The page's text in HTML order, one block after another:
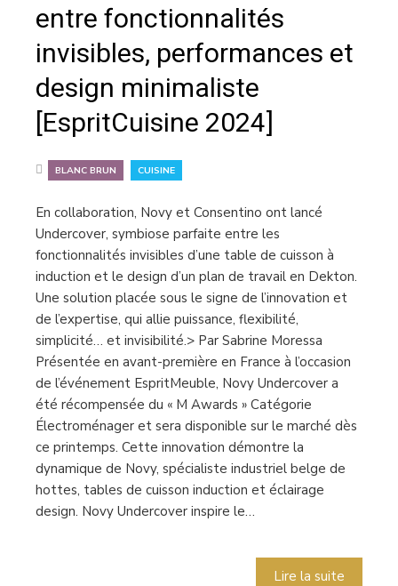
entre fonctionnalités
invisibles, performances et
design minimaliste
[EspritCuisine 2024]
BLANC BRUN CUISINE
En collaboration, Novy et Consentino ont lancé
Undercover, symbiose parfaite entre les
fonctionnalités invisibles d’une table de cuisson à
induction et le design d’un plan de travail en Dekton.
Une solution placée sous le signe de l’innovation et
de l’expertise, qui allie puissance, flexibilité,
simplicité… et invisibilité.> Par Sabrine Moressa
Présentée en avant-première en France à l’occasion
de l’événement EspritMeuble, Novy Undercover a
été récompensée du « M Awards » Catégorie
Électroménager et sera disponible sur le marché dès
ce printemps. Cette innovation démontre la
dynamique de Novy, spécialiste industriel belge de
hottes, tables de cuisson induction et éclairage
design. Novy Undercover inspire le…
Lire la suite